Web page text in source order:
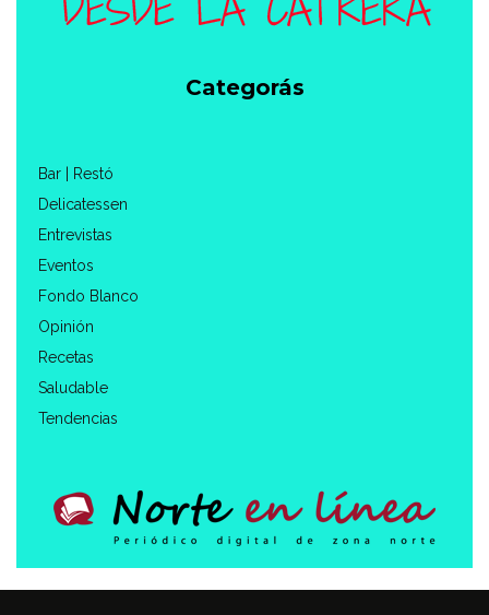
Categorás
Bar | Restó
Delicatessen
Entrevistas
Eventos
Fondo Blanco
Opinión
Recetas
Saludable
Tendencias